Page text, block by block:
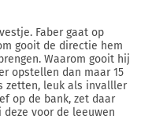
Faber gaat op
gooit de directie hem
Waarom gooit hij
opstellen dan maar 15
zetten, leuk als invalller
op de bank, zet daar
voor de leeuwen